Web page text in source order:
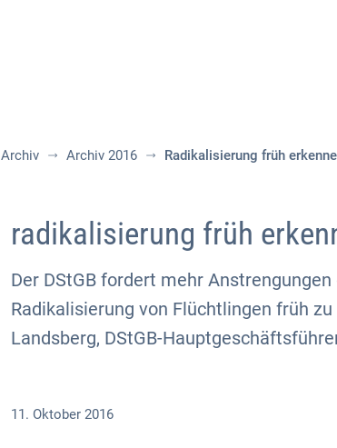
Archiv Archiv 2016 Radikalisierung früh
radikalisierung früh
Der DStGB fordert mehr
Radikalisierung von Flüchtlingen früh
Landsberg, DStGB-
11. Oktober 2016